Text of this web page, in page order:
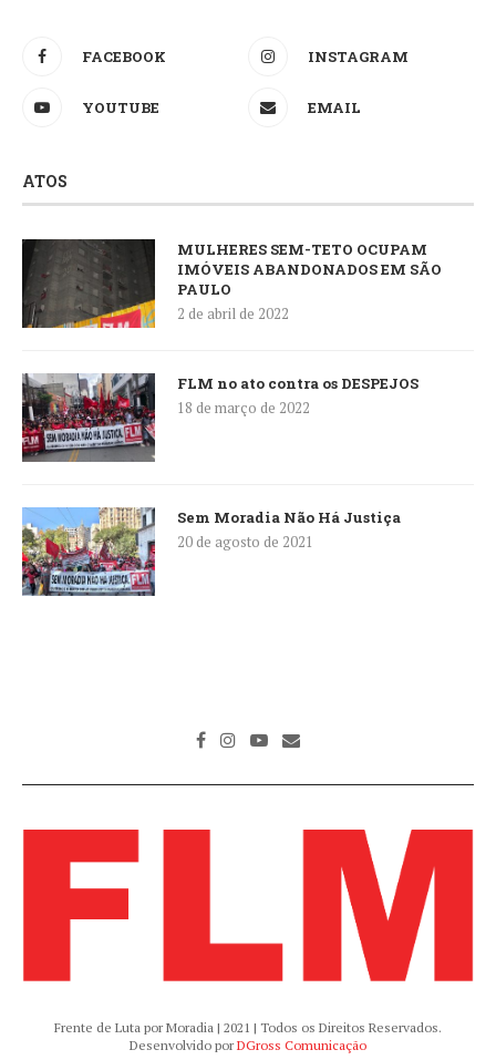
FACEBOOK INSTAGRAM
YOUTUBE EMAIL
ATOS
MULHERES SEM-TETO OCUPAM
IMÓVEIS ABANDONADOS EM SÃO
PAULO
2 de abril de 2022
FLM no ato contra os DESPEJOS
18 de março de 2022
Sem Moradia Não Há Justiça
20 de agosto de 2021
Frente de Luta por Moradia | 2021 | Todos os Direitos Reservados.
Desenvolvido porDGross Comunicação